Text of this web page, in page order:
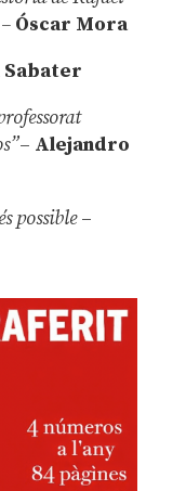
Óscar Mora
Sabater
– Alejandro
possible –